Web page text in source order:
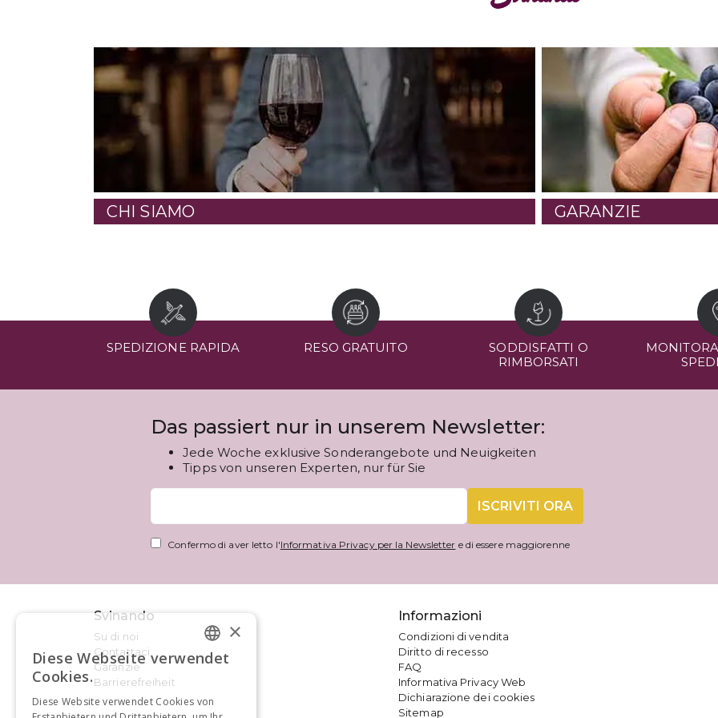
CHI SIAMO GARANZIE
SPEDIZIONE RAPIDA RESO GRATUITO
SODDISFATTI O
RIMBORSATI
Das passiert nur in unserem Newsletter:
Jede Woche exklusive Sonderangebote und Neuigkeiten
Tipps von unseren Experten, nur für Sie
ISCRIVITI ORA
Confermo di aver letto l'Informativa Privacy per la Newsletter e di essere maggiorenne
Svinando
Su di noi
Contattaci
Garanzie
Barrierefreiheit
Informazioni
Condizioni di vendita
Diritto di recesso
FAQ
Informativa Privacy Web
Dichiarazione dei cookies
Sitemap
GERMAN
×
Diese Webseite verwendet
Cookies.
Diese Website verwendet Cookies von